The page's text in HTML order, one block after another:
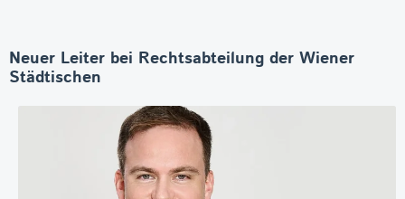
Neuer Leiter bei Rechtsabteilung der Wiener
Städtischen